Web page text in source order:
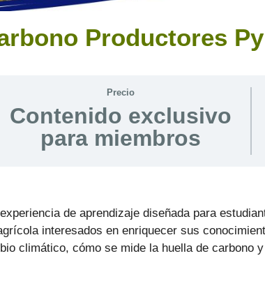
Productores Py
Precio
Contenido exclusivo
para miembros
de aprendizaje diseñada para
interesados en enriquecer sus
climático, cómo se mide la huella de carbono